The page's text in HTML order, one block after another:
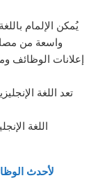
واسعة من
إعلانات الوظائف
لأحدث